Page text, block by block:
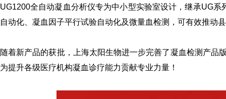
UG1200全自动凝血分析仪专为中小型实验室设计，继承UG
自动化、凝血因子平行试验自动化及微量血检测，可有效推动
随着新产品的获批，上海太阳生物进一步完善了凝血检测产
为提升各级医疗机构凝血诊疗能力贡献专业力量！